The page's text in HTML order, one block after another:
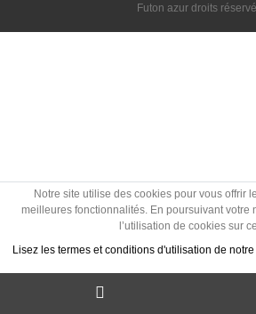
Notre site utilise des cookies pour vous offrir
meilleures fonctionnalités. En poursuivant votre
l’utilisation de cookies sur
Lisez les termes et conditions d'utilisation de
Politique des cookies ?
Futon azur droits